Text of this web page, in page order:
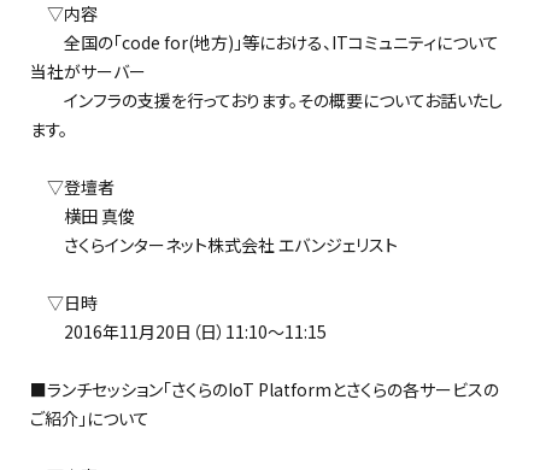
▽内容
全国の「code for(地方)」等における、ITコミュニティについて
当社がサーバー
インフラの支援を行っております。その概要についてお話いたし
ます。
▽登壇者
横田 真俊
さくらインターネット株式会社 エバンジェリスト
▽日時
2016年11月20日（日）11:10～11:15
■ランチセッション「さくらのIoT Platformとさくらの各サービスの
ご紹介」について